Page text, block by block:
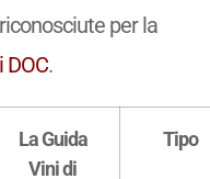
per la
DOC.
La Guida
Vini di
Tipo